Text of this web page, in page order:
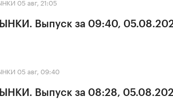
Выпуск за 09:40,
05 авг, 09:40
Выпуск за 08:28,